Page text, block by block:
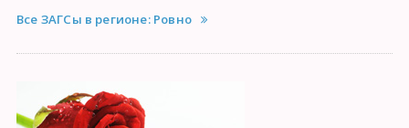
Все ЗАГСы в регионе: Ровно